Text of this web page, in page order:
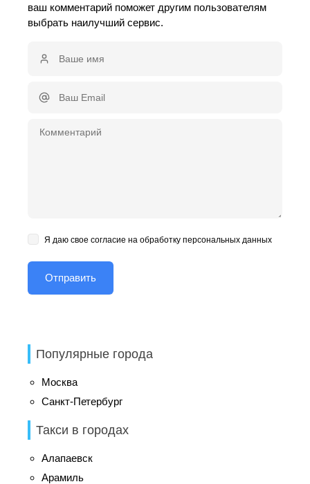
ваш комментарий поможет другим пользователям
выбрать наилучший сервис.
Я даю свое согласие на обработку персональных данных
Популярные города
Москва
Санкт-Петербург
Такси в городах
Алапаевск
Арамиль